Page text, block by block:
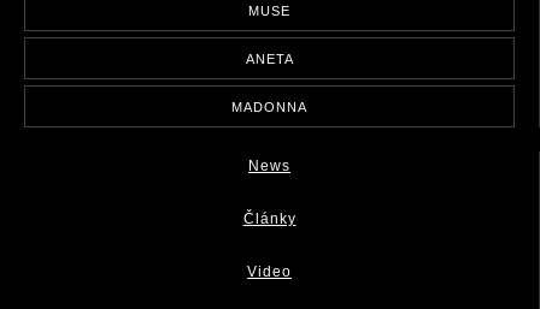
MUSE
ANETA
MADONNA
News
Články
Video